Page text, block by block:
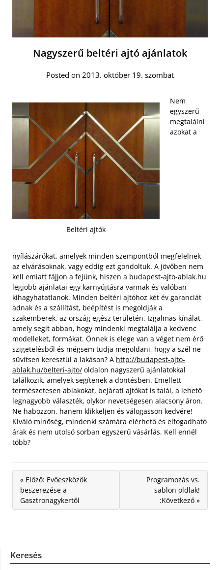
Nagyszerű beltéri ajtó ajánlatok
Posted on 2013. október 19. szombat
Beltéri ajtók
Nem
egyszerű
megtalálni
azokat a
nyílászárókat, amelyek minden szempontból megfelelnek
az elvárásoknak, vagy eddig ezt gondoltuk. A jövőben nem
kell emiatt fájjon a fejünk, hiszen a budapest-ajto-ablak.hu
legjobb ajánlatai egy karnyújtásra vannak és valóban
kihagyhatatlanok. Minden beltéri ajtóhoz két év garanciát
adnak és a szállítást, beépítést is megoldják a
szakemberek, az ország egész területén. Izgalmas kínálat,
amely segít abban, hogy mindenki megtalálja a kedvenc
modelleket, formákat. Önnek is elege van a véget nem érő
szigetelésből és mégsem tudja megoldani, hogy a szél ne
süvítsen keresztül a lakáson? A http://budapest-ajto-
ablak.hu/belteri-ajto/ oldalon nagyszerű ajánlatokkal
találkozik, amelyek segítenek a döntésben. Emellett
természetesen ablakokat, bejárati ajtókat is talál, a lehető
legnagyobb választék, olykor nevetségesen alacsony áron.
Ne habozzon, hanem klikkeljen és válogasson kedvére!
Kiváló minőség, mindenki számára elérhető és elfogadható
árak és nem utolsó sorban egyszerű vásárlás. Kell ennél
több?
« Előző: Evőeszközök
beszerezése a
Gasztronagykertől
Programozás vs.
sablon oldlak!
:Következő »
Keresés